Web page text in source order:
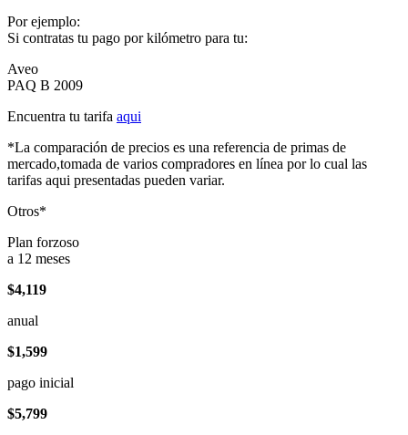
Por ejemplo:
Si contratas tu pago por kilómetro para tu:
Aveo
PAQ B 2009
Encuentra tu tarifa aqui
*La comparación de precios es una referencia de primas de
mercado,tomada de varios compradores en línea por lo cual las
tarifas aqui presentadas pueden variar.
Otros*
Plan forzoso
a 12 meses
$4,119
anual
$1,599
pago inicial
$5,799